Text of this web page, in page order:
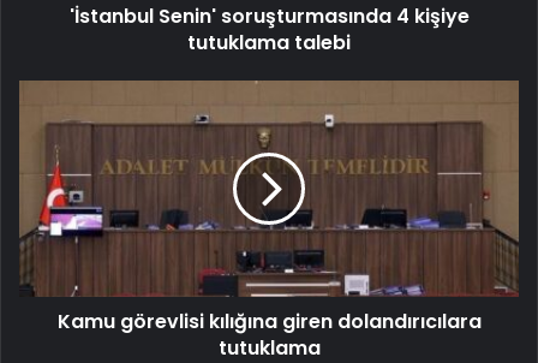
'İstanbul Senin' soruşturmasında 4 kişiye
tutuklama talebi
Kamu görevlisi kılığına giren dolandırıcılara
tutuklama